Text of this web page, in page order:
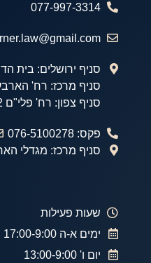
077-997-3314
סניף ירושלים: בית הדפוס 22
סניף מרכז: רח' הארבעה 28, תל אביב -
סניף צפון: רח' פלי"ם 2, חיפה
פקס: 076-5100278
סניף מרכז: מגדלי
שעות פעילות
ימים א-ה 17:00-9:00
יום ו' 13:00-9:00